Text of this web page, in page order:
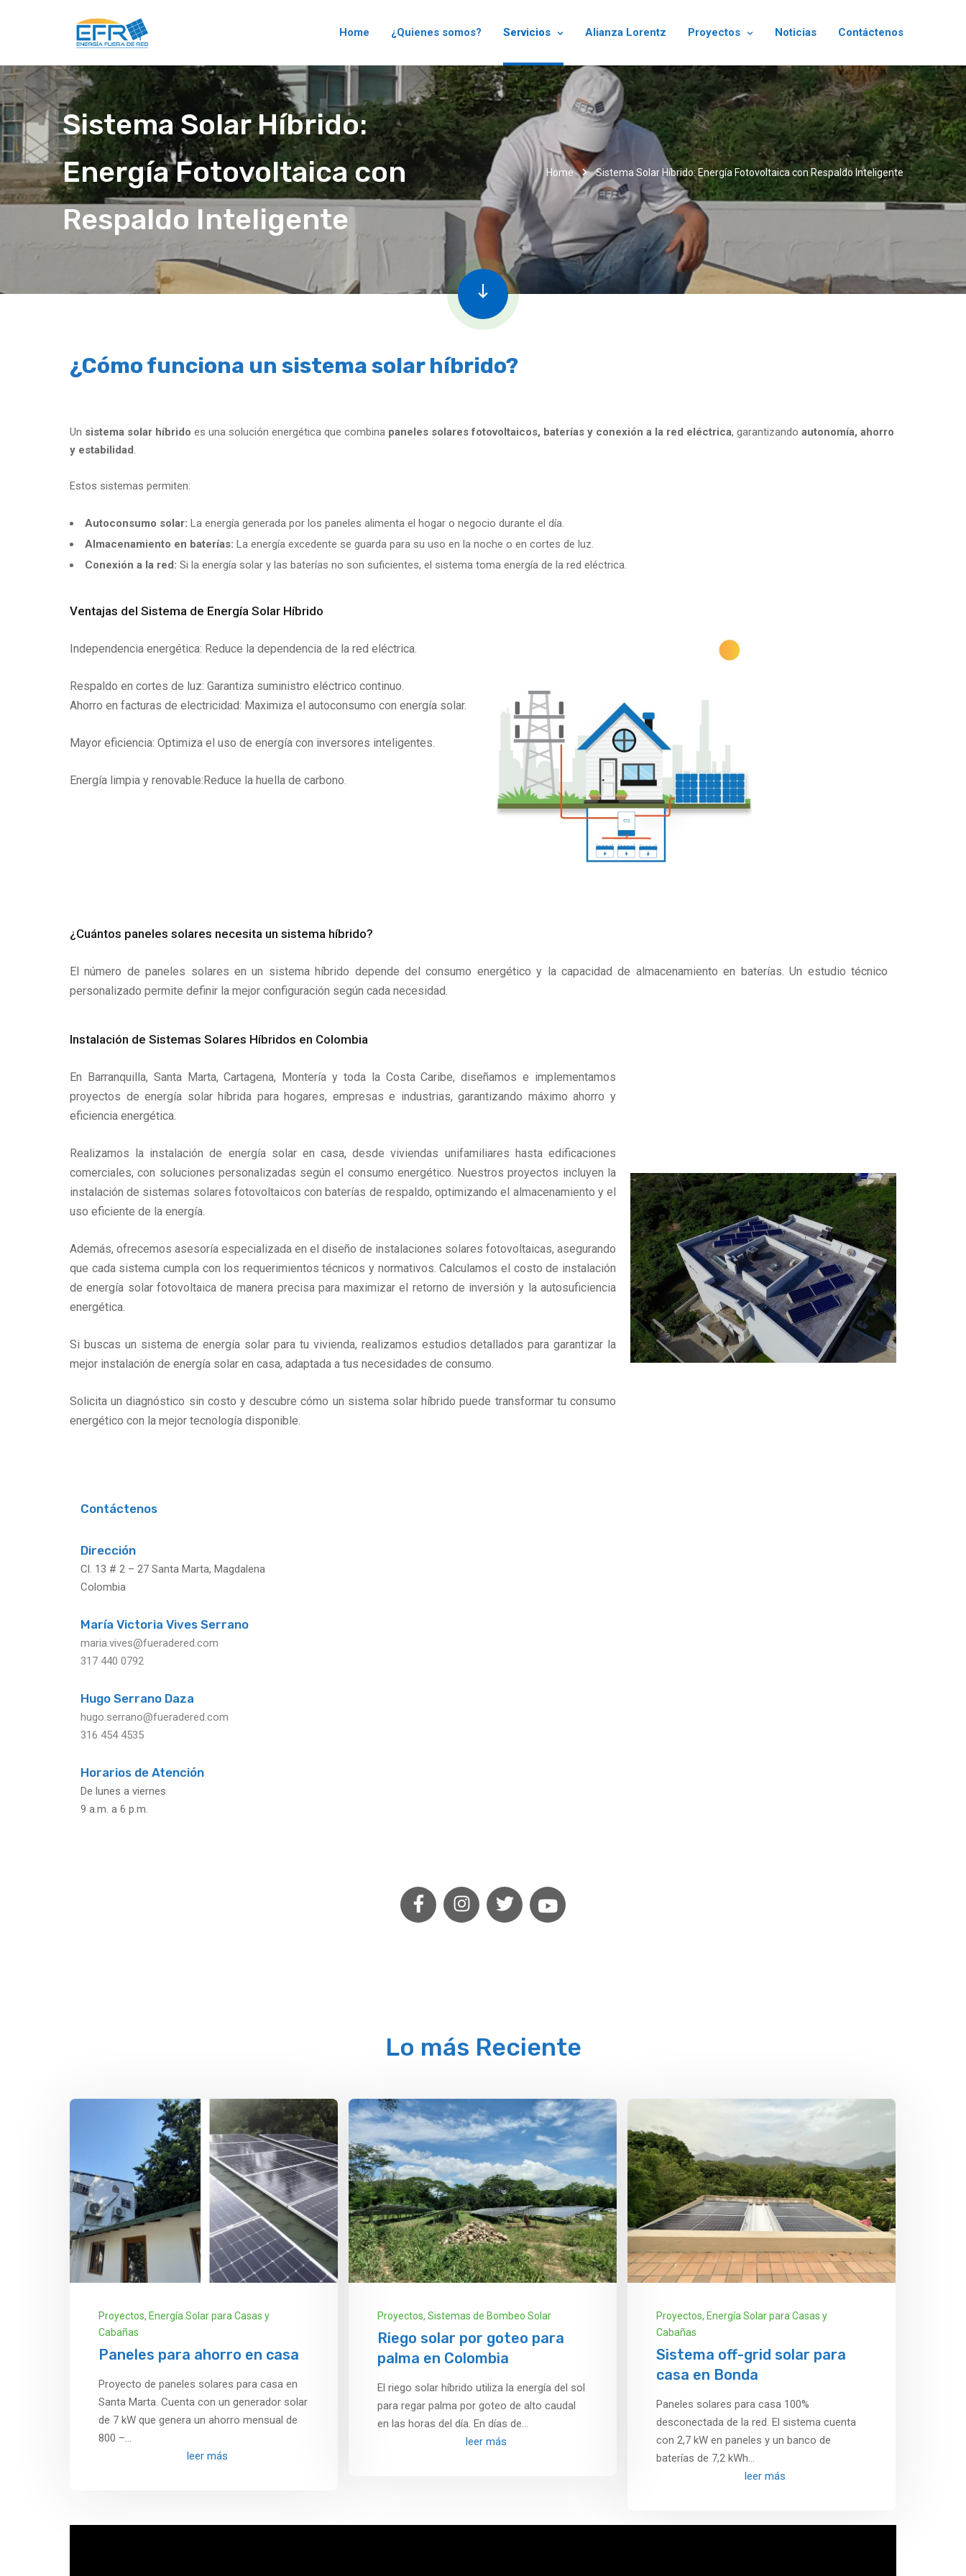
Home ¿Quienes somos? Servicios Alianza Lorentz Proyectos Noticias Contáctenos
Sistema Solar Híbrido:
Energía Fotovoltaica con
Respaldo Inteligente
Home Sistema Solar Híbrido: Energía Fotovoltaica con Respaldo Inteligente
¿Cómo funciona un sistema solar híbrido?
Un sistema solar híbrido es una solución energética que combina paneles solares fotovoltaicos, baterías y conexión a la red eléctrica, garantizando autonomía, ahorro
y estabilidad.
Estos sistemas permiten:
Autoconsumo solar: La energía generada por los paneles alimenta el hogar o negocio durante el día.
Almacenamiento en baterías: La energía excedente se guarda para su uso en la noche o en cortes de luz.
Conexión a la red: Si la energía solar y las baterías no son suficientes, el sistema toma energía de la red eléctrica.
Ventajas del Sistema de Energía Solar Híbrido
Independencia energética: Reduce la dependencia de la red eléctrica.
Respaldo en cortes de luz: Garantiza suministro eléctrico continuo.
Ahorro en facturas de electricidad: Maximiza el autoconsumo con energía solar.
Mayor eficiencia: Optimiza el uso de energía con inversores inteligentes.
Energía limpia y renovable:Reduce la huella de carbono.
¿Cuántos paneles solares necesita un sistema híbrido?
El número de paneles solares en un sistema híbrido depende del consumo energético y la capacidad de almacenamiento en baterías. Un estudio técnico
personalizado permite definir la mejor configuración según cada necesidad.
Instalación de Sistemas Solares Híbridos en Colombia
En Barranquilla, Santa Marta, Cartagena, Montería y toda la Costa Caribe, diseñamos e implementamos
proyectos de energía solar híbrida para hogares, empresas e industrias, garantizando máximo ahorro y
eficiencia energética.
Realizamos la instalación de energía solar en casa, desde viviendas unifamiliares hasta edificaciones
comerciales, con soluciones personalizadas según el consumo energético. Nuestros proyectos incluyen la
instalación de sistemas solares fotovoltaicos con baterías de respaldo, optimizando el almacenamiento y el
uso eficiente de la energía.
Además, ofrecemos asesoría especializada en el diseño de instalaciones solares fotovoltaicas, asegurando
que cada sistema cumpla con los requerimientos técnicos y normativos. Calculamos el costo de instalación
de energía solar fotovoltaica de manera precisa para maximizar el retorno de inversión y la autosuficiencia
energética.
Si buscas un sistema de energía solar para tu vivienda, realizamos estudios detallados para garantizar la
mejor instalación de energía solar en casa, adaptada a tus necesidades de consumo.
Solicita un diagnóstico sin costo y descubre cómo un sistema solar híbrido puede transformar tu consumo
energético con la mejor tecnología disponible.
Contáctenos
Dirección
Cl. 13 # 2 – 27 Santa Marta, Magdalena
Colombia
María Victoria Vives Serrano
maria.vives@fueradered.com
317 440 0792
Hugo Serrano Daza
hugo.serrano@fueradered.com
316 454 4535
Horarios de Atención
De lunes a viernes
9 a.m. a 6 p.m.
Lo más Reciente
Proyectos, Energía Solar para Casas y
Cabañas
Paneles para ahorro en casa
Proyecto de paneles solares para casa en
Santa Marta. Cuenta con un generador solar
de 7 kW que genera un ahorro mensual de
800 –...
leer más
Proyectos, Sistemas de Bombeo Solar
Riego solar por goteo para
palma en Colombia
El riego solar híbrido utiliza la energía del sol
para regar palma por goteo de alto caudal
en las horas del día. En días de...
leer más
Proyectos, Energía Solar para Casas y
Cabañas
Sistema off-grid solar para
casa en Bonda
Paneles solares para casa 100%
desconectada de la red. El sistema cuenta
con 2,7 kW en paneles y un banco de
baterías de 7,2 kWh...
leer más